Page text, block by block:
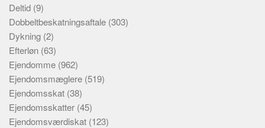
Deltid (9)
Dobbeltbeskatningsaftale (303)
Dykning (2)
Efterløn (63)
Ejendomme (962)
Ejendomsmæglere (519)
Ejendomsskat (38)
Ejendomsskatter (45)
Ejendomsværdiskat (123)